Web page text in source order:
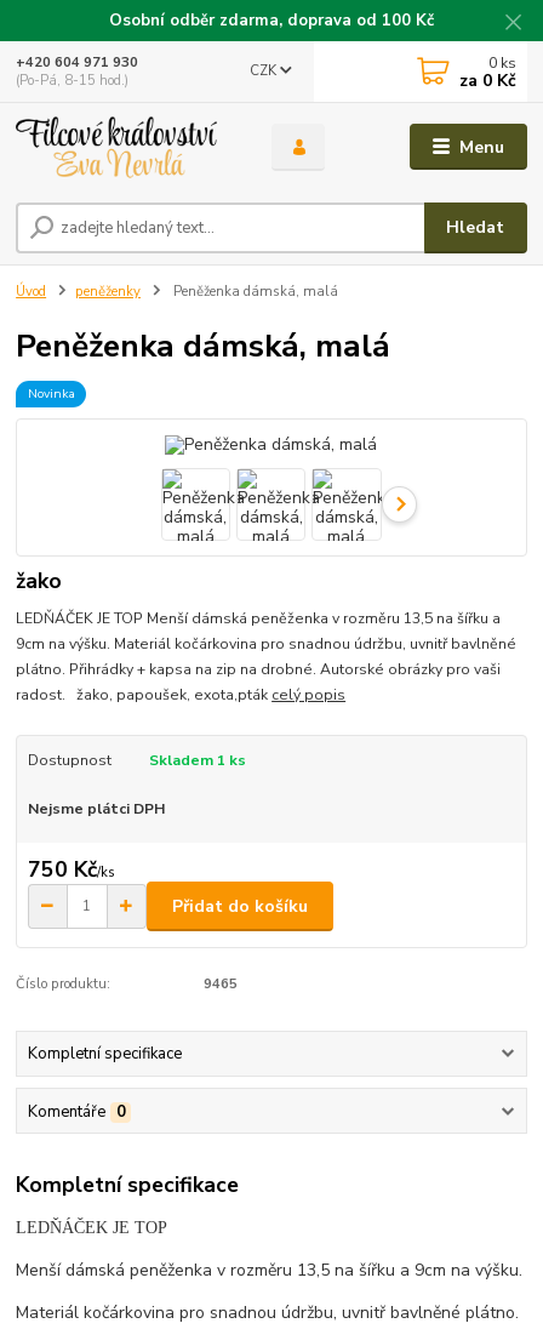
Osobní odběr zdarma, doprava od 100 Kč
Menu
CZK
Hledat
+420 604 971 930
(Po-Pá, 8-15 hod.)
0 ks
za 0 Kč
Úvod peněženky Peněženka dámská, malá
Peněženka dámská, malá
Novinka
žako
LEDŇÁČEK JE TOP Menší dámská peněženka v rozměru 13,5 na šířku a
9cm na výšku. Materiál kočárkovina pro snadnou údržbu, uvnitř bavlněné
plátno. Přihrádky + kapsa na zip na drobné. Autorské obrázky pro vaši
radost. žako, papoušek, exota,pták celý popis
Dostupnost Skladem 1 ks
Nejsme plátci DPH
750 Kč/ks
Přidat do košíku
Číslo produktu: 9465
Kompletní specifikace
Komentáře 0
Kompletní specifikace
LEDŇÁČEK JE TOP
Menší dámská peněženka v rozměru 13,5 na šířku a 9cm na výšku.
Materiál kočárkovina pro snadnou údržbu, uvnitř bavlněné plátno.